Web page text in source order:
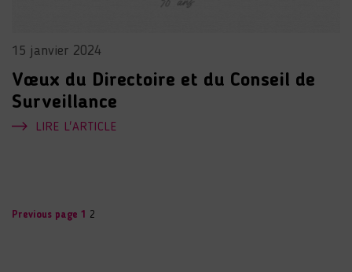
15 janvier 2024
Vœux du Directoire et du Conseil de
Surveillance
LIRE L'ARTICLE
Pagination
Previous page Page
1 Page
2